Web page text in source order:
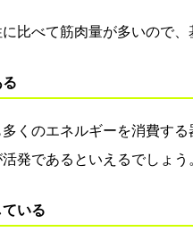
比べて筋肉量が多いので、
くのエネルギーを消費す
発であるといえるでしょう
いる